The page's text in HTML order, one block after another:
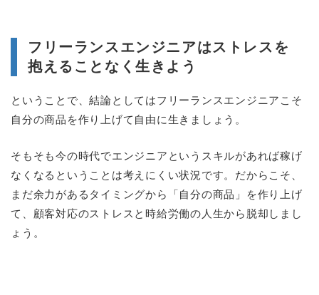
フリーランスエンジニアはストレスを
抱えることなく生きよう
ということで、結論としてはフリーランスエンジニアこそ
自分の商品を作り上げて自由に生きましょう。
そもそも今の時代でエンジニアというスキルがあれば稼げ
なくなるということは考えにくい状況です。だからこそ、
まだ余力があるタイミングから「自分の商品」を作り上げ
て、顧客対応のストレスと時給労働の人生から脱却しまし
ょう。